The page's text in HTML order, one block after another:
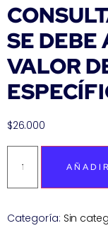
SE DEBE
VALOR
$26.000
Categoría: Sin